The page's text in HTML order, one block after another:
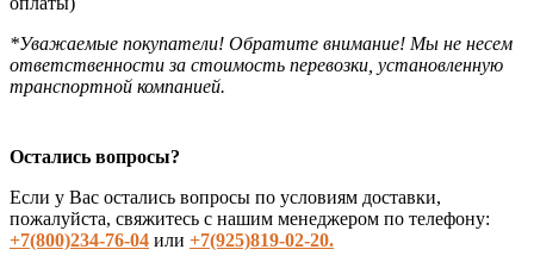
*Уважаемые покупатели! Обратите внимание! Мы не несем
ответственности за стоимость перевозки, установленную
транспортной компанией.
Остались вопросы?
Если у Вас остались вопросы по условиям доставки,
пожалуйста, свяжитесь с нашим менеджером по телефону:
+7(800)234-76-04 или +7(925)819-02-20.